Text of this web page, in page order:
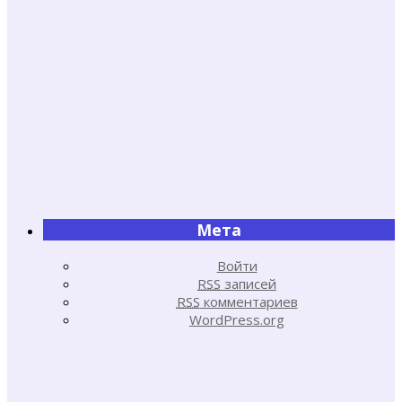
Мета
Войти
RSS записей
RSS комментариев
WordPress.org